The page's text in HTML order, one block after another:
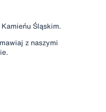
Śląskim.
z naszymi